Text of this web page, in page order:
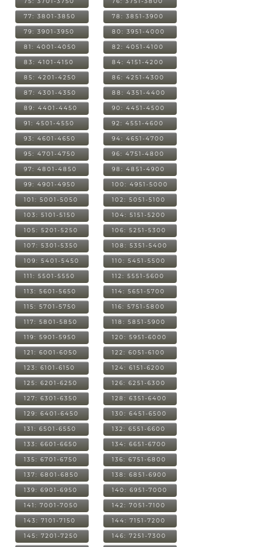
77: 3801-3850 78: 3851-3900
79: 3901-3950 80: 3951-4000
81: 4001-4050 82: 4051-4100
83: 4101-4150 84: 4151-4200
85: 4201-4250 86: 4251-4300
87: 4301-4350 88: 4351-4400
89: 4401-4450 90: 4451-4500
91: 4501-4550 92: 4551-4600
93: 4601-4650 94: 4651-4700
95: 4701-4750 96: 4751-4800
97: 4801-4850 98: 4851-4900
99: 4901-4950 100: 4951-5000
101: 5001-5050 102: 5051-5100
103: 5101-5150 104: 5151-5200
105: 5201-5250 106: 5251-5300
107: 5301-5350 108: 5351-5400
109: 5401-5450 110: 5451-5500
111: 5501-5550 112: 5551-5600
113: 5601-5650 114: 5651-5700
115: 5701-5750 116: 5751-5800
117: 5801-5850 118: 5851-5900
119: 5901-5950 120: 5951-6000
121: 6001-6050 122: 6051-6100
123: 6101-6150 124: 6151-6200
125: 6201-6250 126: 6251-6300
127: 6301-6350 128: 6351-6400
129: 6401-6450 130: 6451-6500
131: 6501-6550 132: 6551-6600
133: 6601-6650 134: 6651-6700
135: 6701-6750 136: 6751-6800
137: 6801-6850 138: 6851-6900
139: 6901-6950 140: 6951-7000
141: 7001-7050 142: 7051-7100
143: 7101-7150 144: 7151-7200
145: 7201-7250 146: 7251-7300